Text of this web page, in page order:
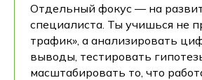
Отдельный фокус — на
специалиста. Ты учишься не
трафик», а анализировать
выводы, тестировать
масштабировать то, что